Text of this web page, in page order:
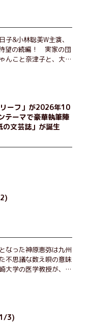
&小林聡美W主演、
望の続編！ 実家の団
んこと奈津子と、大学
」を催したり。50代
な幸せの日々を描く。
ーフ」が2026年10
テーマで豪華執筆陣
の文芸誌」が誕生
なった神原恵弥は九州
不思議な数え唄の意味
大学の医学教授が、米
えることはできるの
に込められた秘密と
リーズ第四作！
3)